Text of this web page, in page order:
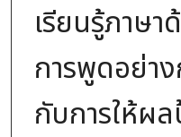
เรียนรู้ภาษ
การพูดอย่า
กับการให้ผ